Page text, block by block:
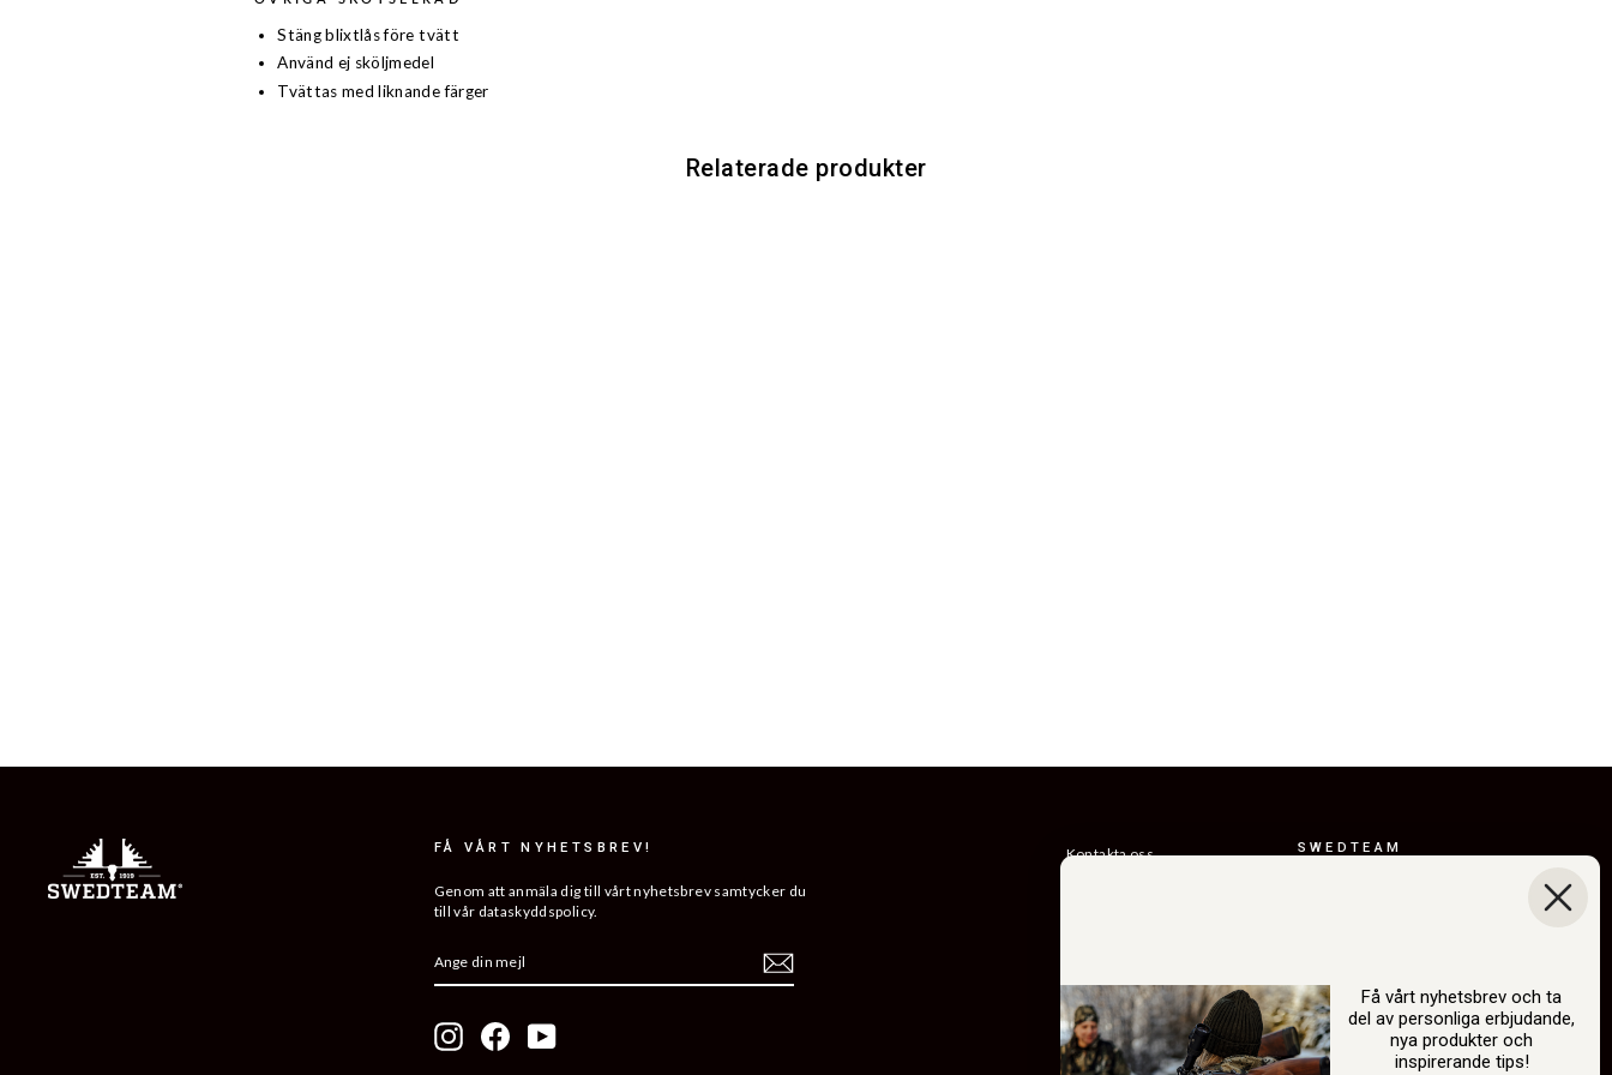
Stäng blixtlås före tvätt
Använd ej sköljmedel
Tvättas med liknande färger
Relaterade produkter
FÅ VÅRT NYHETSBREV!
Genom att anmäla dig till vårt nyhetsbrev samtycker du
till vår dataskyddspolicy.
DIN
InstagramFacebookYouTube
Kontakta oss
Vår berättelse
Katalog
B2B-inloggning
SWEDTEAM
3268
info@swedteam.se
0325-61 80 70
Få vårt nyhetsbrev och ta
del av personliga erbjudande,
nya produkter och
inspirerande tips!